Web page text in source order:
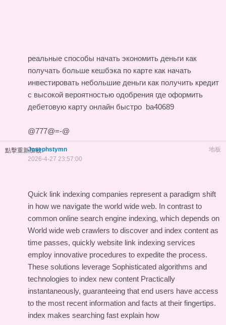
реальные способы начать экономить деньги как
получать больше кешбэка по карте как начать
инвестировать небольшие деньги как получить кредит
с высокой вероятностью одобрения где оформить
дебетовую карту онлайн быстро ba40689
@777@=-@
點擊重新加載 地板
Josephstymn
2026-4-27 23:57:00
Quick link indexing companies represent a paradigm shift
in how we navigate the world wide web. In contrast to
common online search engine indexing, which depends on
World wide web crawlers to discover and index content as
time passes, quickly website link indexing services
employ innovative procedures to expedite the process.
These solutions leverage Sophisticated algorithms and
technologies to index new content Practically
instantaneously, guaranteeing that end users have access
to the most recent information and facts at their fingertips.
index makes searching fast explain how